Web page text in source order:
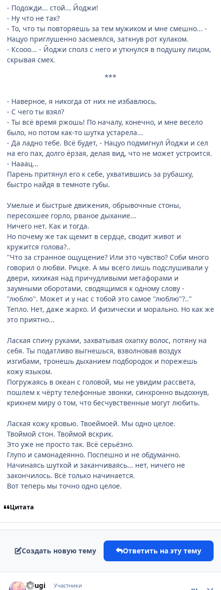
- Подожди... стой... Йоджи!
- Ну что не так?
- То, что ты повторяешь за тем мужиком и мне смешно... -
Нацуо приглушенно засмеялся, заткнув рот кулаком.
- Ксооо... - Йоджи сполз с него и уткнулся в подушку лицом,
скрывая смех.
***
- Наверное, я никогда от них не избавлюсь.
- С чего ты взял?
- Ты всё время ржошь! По началу, конечно, и мне весело
было, но потом как-то шутка устарела...
- Да ладно тебе. Всё будет, - Нацуо подмигнул Йоджи и сел
на его пах, долго ёрзая, делая вид, что не может устроится.
- Нааац...
Парень притянул его к себе, ухватившись за рубашку,
быстро найдя в темноте губы.
Умелые и быстрые движения, обрывочные стоны,
пересохшее горло, рваное дыхание...
Ничего нет. Как и тогда.
Но почему же так щемит в сердце, сводит живот и
кружится голова?..
"Что за странное ощущение? Или это чувство? Соби много
говорил о любви. Рицке. А мы всего лишь подслушивали у
двери, хихикая над причудливыми метафорами и
заумными оборотами, сводящимся к одному слову -
"люблю". Может и у нас с тобой это самое "люблю"?.."
Тепло. Нет, даже жарко. И физически и морально. Но как же
это приятно...
Лаская спину руками, захватывая охапку волос, потяну на
себя. Ты податливо выгнешься, взволновав воздух
изгибами, тронешь дыханием подбородок и порежешь
кожу языком.
Погружаясь в океан с головой, мы не увидим рассвета,
пошлем к чёрту телефонные звонки, синхронно выдохнув,
крикнем миру о том, что бесчувственные могут любить.
Лаская кожу кровью. Твоеймоей. Мы одно целое.
Твоймой стон. Твоймой вскрик.
Это уже не просто так. Всё серьёзно.
Глупо и самонадеянно. Поспешно и не обдуманно.
Начинаясь шуткой и заканчиваясь... нет, ничего не
закончилось. Всё только начинается.
Вот теперь мы точно одно целое.
Цитата
Создать новую тему Ответить на эту тему
Yougi Участники